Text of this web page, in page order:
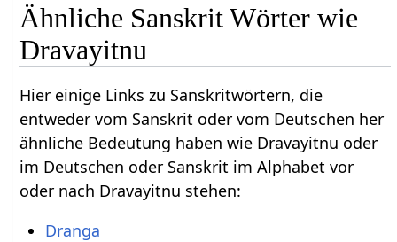
Ähnliche Sanskrit Wörter wie
Dravayitnu
Hier einige Links zu Sanskritwörtern, die
entweder vom Sanskrit oder vom Deutschen her
ähnliche Bedeutung haben wie Dravayitnu oder
im Deutschen oder Sanskrit im Alphabet vor
oder nach Dravayitnu stehen:
Dranga